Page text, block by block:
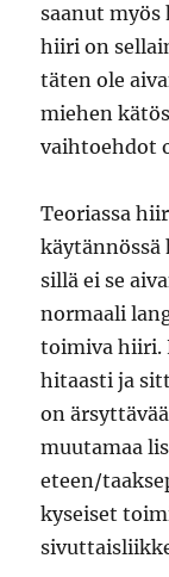
saanut myös
hiiri on
täten ole
miehen
vaihtoehdot
Teoriassa
sillä ei se
normaali
toimiva hiiri.
hitaasti ja
on
muutamaa
eteen/
kyseiset